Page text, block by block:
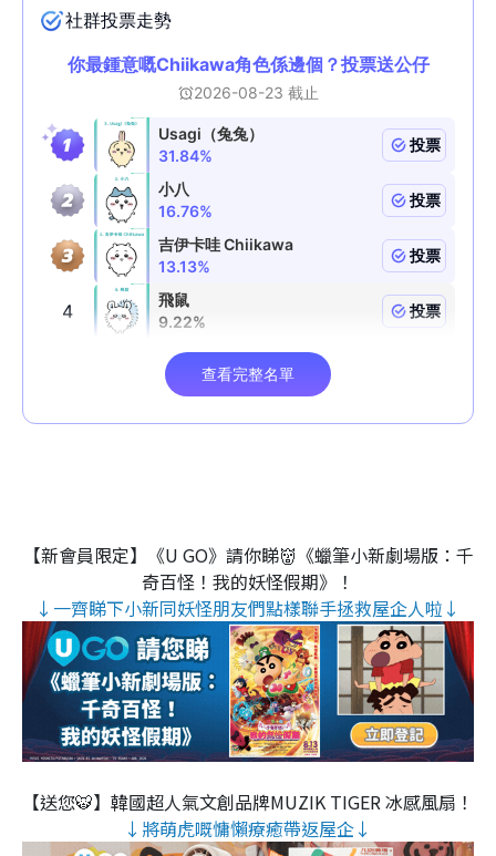
【新會員限定】《U GO》請你睇👹《蠟筆小新劇場版：千
奇百怪！我的妖怪假期》！
↓一齊睇下小新同妖怪朋友們點樣聯手拯救屋企人啦↓
【送您🐯】韓國超人氣文創品牌MUZIK TIGER 冰感風扇！
↓將萌虎嘅慵懶療癒帶返屋企↓